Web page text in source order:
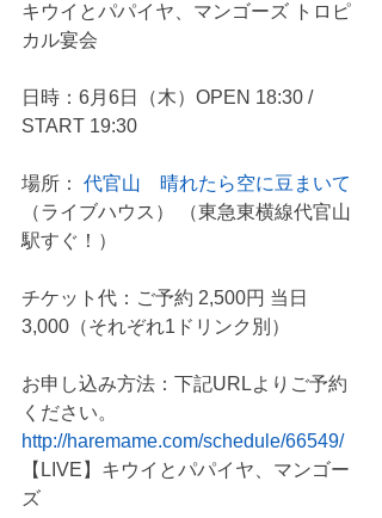
キウイとパパイヤ、マンゴーズ トロピ
カル宴会
日時：6月6日（木）OPEN 18:30 /
START 19:30
場所： 代官山　晴れたら空に豆まいて
（ライブハウス） （東急東横線代官山
駅すぐ！）
チケット代：ご予約 2,500円 当日
3,000（それぞれ1ドリンク別）
お申し込み方法：下記URLよりご予約
ください。
http://haremame.com/schedule/66549/
【LIVE】キウイとパパイヤ、マンゴー
ズ